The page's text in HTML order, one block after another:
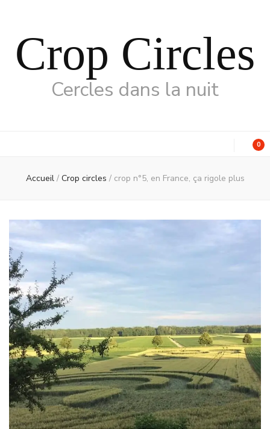
Crop Circles
Cercles dans la nuit
0
Accueil / Crop circles / crop n°5, en France, ça rigole plus